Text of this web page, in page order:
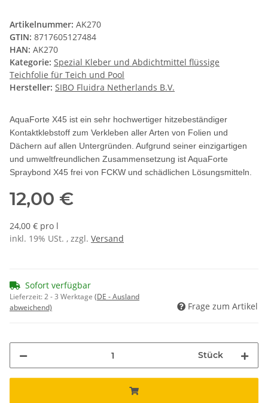
Artikelnummer: AK270
GTIN: 8717605127484
HAN: AK270
Kategorie: Spezial Kleber und Abdichtmittel flüssige
Teichfolie für Teich und Pool
Hersteller: SIBO Fluidra Netherlands B.V.
AquaForte X45 ist ein sehr hochwertiger hitzebeständiger
Kontaktklebstoff zum Verkleben aller Arten von Folien und
Dächern auf allen Untergründen. Aufgrund seiner einzigartigen
und umweltfreundlichen Zusammensetzung ist AquaForte
Spraybond X45 frei von FCKW und schädlichen Lösungsmitteln.
12,00 €
24,00 € pro l
inkl. 19% USt. , zzgl. Versand
Sofort verfügbar
Lieferzeit:2 - 3 Werktage (DE - Ausland
abweichend)
Frage zum Artikel
Stück